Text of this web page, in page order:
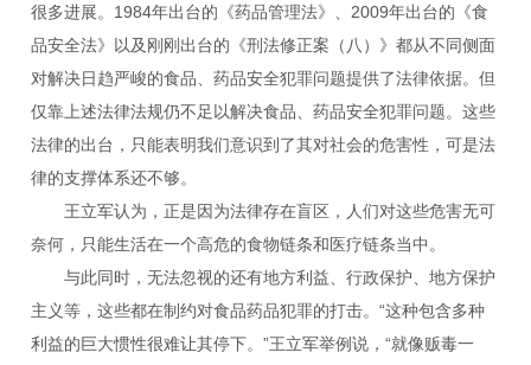
很多进展。1984年出台的《药品管理法》、2009年出台的《食
品安全法》以及刚刚出台的《刑法修正案（八）》都从不同侧面
对解决日趋严峻的食品、药品安全犯罪问题提供了法律依据。但
仅靠上述法律法规仍不足以解决食品、药品安全犯罪问题。这些
法律的出台，只能表明我们意识到了其对社会的危害性，可是法
律的支撑体系还不够。
王立军认为，正是因为法律存在盲区，人们对这些危害无可
奈何，只能生活在一个高危的食物链条和医疗链条当中。
与此同时，无法忽视的还有地方利益、行政保护、地方保护
主义等，这些都在制约对食品药品犯罪的打击。“这种包含多种
利益的巨大惯性很难让其停下。”王立军举例说，“就像贩毒一